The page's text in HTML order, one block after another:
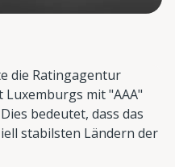
die Ratingagentur
mit "AAA"
bedeutet, dass das
stabilsten Ländern der